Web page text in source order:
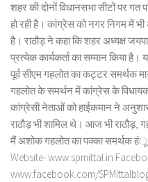
शहर की दोनों विधानसभा सीटों पर गत
हो रही है। कांग्रेस को नगर निगम में भी
है। राठौड़ ने कहा कि शहर अध्यक्ष
प्रत्येक कार्यकर्ता का सम्मान किया है।
पूर्व सीएम गहलोत का कट्टर समर्थक
गहलोत के समर्थन में कांग्रेस के
कांग्रेसी नेताओं को हाईकमान ने
राठौड़ भी शामिल थे। आज भी राठौड़,
मैं अशोक गहलोत का पक्का समर्थक हंू।
Website- www.spmittal.in
www.facebook.com/